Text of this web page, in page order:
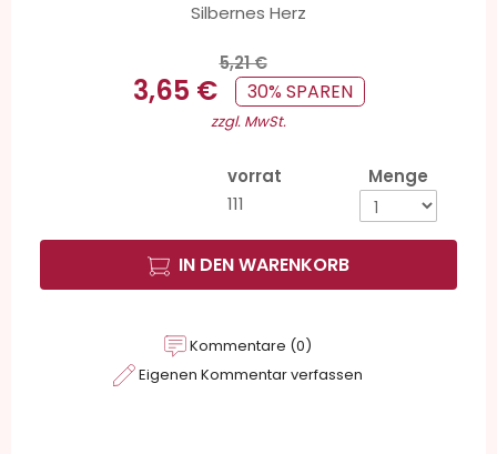
Silbernes Herz
5,21 €
3,65 € 30% SPAREN
zzgl. MwSt.
vorrat
111
Menge
IN DEN WARENKORB
Kommentare (0)
Eigenen Kommentar verfassen